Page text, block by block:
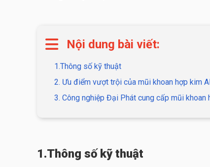
Nội dung bài viết:
1.Thông số kỹ thuật
2. Ưu điểm vượt trội của mũi khoan hợp kim
3. Công nghiệp Đại Phát cung cấp mũi khoan
1.Thông số kỹ thuật